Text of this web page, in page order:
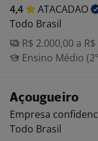
4,4
ATACADAO
Todo Brasil
R$ 2.000,00 a
Ensino Médio
Açougueiro
Empresa
Todo Brasil